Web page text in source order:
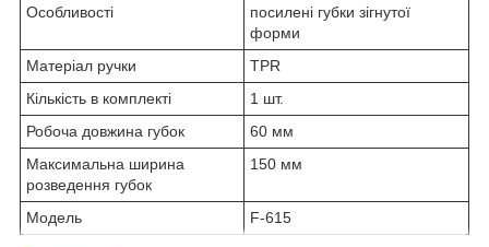
Особливості
посилені губки зігнутої
форми
Матеріал ручки
TPR
Кількість в комплекті
1 шт.
Робоча довжина губок
60 мм
Максимальна ширина
розведення губок
150 мм
Модель F-615